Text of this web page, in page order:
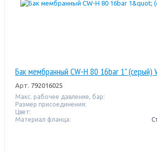
Бак мембранный CW-Н 80 16bar 1" (серый)
Арт. 792016025
Макс. рабочее давление, бар:
Размер присоединения:
Цвет:
Материал фланца: